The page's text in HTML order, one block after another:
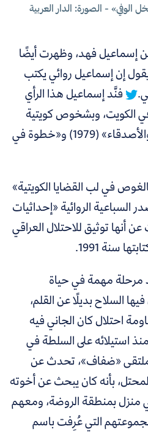
الوفي» - الصورة: الدار العربية
إسماعيل فهد، وظهرت أيضًا
إن إسماعيل روائي يكتب
فنَّد إسماعيل هذا الرأي
الكويت، وبشخوص كويتية
وغير كويتية، منها «الطيور والأصدقاء» (1979) و«خطوة في
في لب القضايا الكويتية»
الروائية «إحداثيات
الحديث عن أنها توثيق للاحتلال العراقي
سنة 1991.
مرحلة مهمة في حياة
السلاح بديلًا عن القلم،
احتلال كان الجاني فيه
استيلائه على السلطة في
«ضفاف»، تحدث عن
بأنه كان يبحث عن أخوته
بمنطقة الروضة، ومعهم
التي عُرِفت باسم